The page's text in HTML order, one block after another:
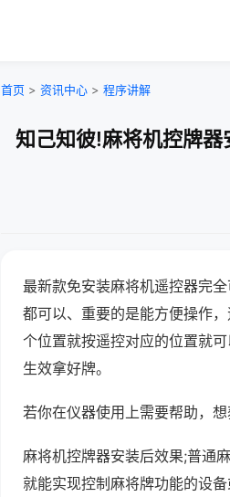
首页 > 资讯中心 > 程序讲解
知己知彼!麻将机控牌
最新款免安装麻将机遥控器完
都可以、重要的是能方便操作
个位置就按遥控对应的位置就
生效拿好牌。
若你在仪器使用上需要帮助，
麻将机控牌器安装后效果;普通
就能实现控制麻将牌功能的设备